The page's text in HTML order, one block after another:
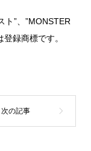
ト”、”MONSTER
録商標です。